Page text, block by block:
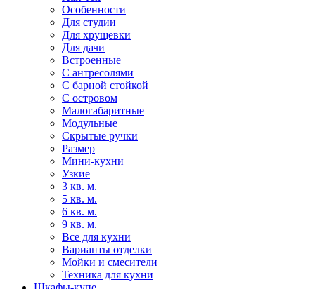
Особенности
Для студии
Для хрущевки
Для дачи
Встроенные
С антресолями
С барной стойкой
С островом
Малогабаритные
Модульные
Скрытые ручки
Размер
Мини-кухни
Узкие
3 кв. м.
5 кв. м.
6 кв. м.
9 кв. м.
Все для кухни
Варианты отделки
Мойки и смесители
Техника для кухни